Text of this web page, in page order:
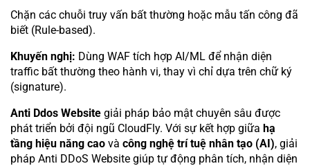
Chặn các chuỗi truy vấn bất thường hoặc mẫu tấn công đã
biết (Rule-based).
Khuyến nghị: Dùng WAF tích hợp AI/ML để nhận diện
traffic bất thường theo hành vi, thay vì chỉ dựa trên chữ ký
(signature).
Anti Ddos Website giải pháp bảo mật chuyên sâu được
phát triển bởi đội ngũ CloudFly. Với sự kết hợp giữa hạ
tầng hiệu năng cao và công nghệ trí tuệ nhân tạo (AI), giải
pháp Anti DDoS Website giúp tự động phân tích, nhận diện